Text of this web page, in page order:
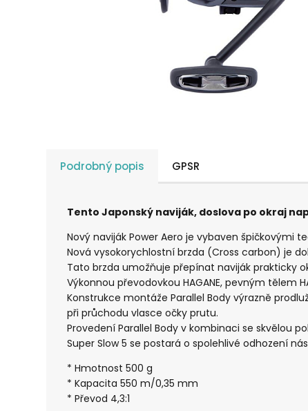
Podrobný popis GPSR
Tento Japonský naviják, doslova po okraj
Nový naviják Power Aero je vybaven špičkovými
Nová vysokorychlostní brzda (Cross carbon) je
Tato brzda umožňuje přepínat naviják prakticky
Výkonnou převodovkou HAGANE, pevným tělem
Konstrukce montáže Parallel Body výrazně
při průchodu vlasce očky prutu.
Provedení Parallel Body v kombinaci se skvělou
Super Slow 5 se postará o spolehlivé odhození
* Hmotnost 500 g
* Kapacita 550 m/0,35 mm
* Převod 4,3:1